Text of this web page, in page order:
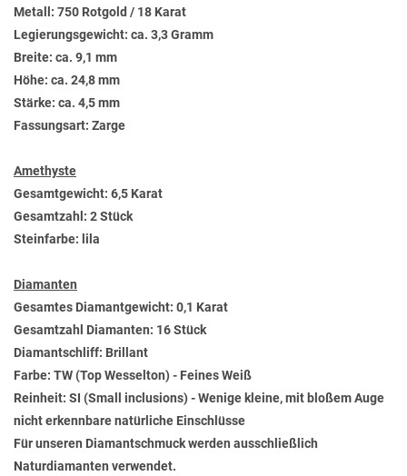
Metall: 750 Rotgold / 18 Karat
Legierungsgewicht: ca. 3,3 Gramm
Breite: ca. 9,1 mm
Höhe: ca. 24,8 mm
Stärke: ca. 4,5 mm
Fassungsart: Zarge
Amethyste
Gesamtgewicht: 6,5 Karat
Gesamtzahl: 2 Stück
Steinfarbe: lila
Diamanten
Gesamtes Diamantgewicht: 0,1 Karat
Gesamtzahl Diamanten: 16 Stück
Diamantschliff: Brillant
Farbe: TW (Top Wesselton) - Feines Weiß
Reinheit: SI (Small inclusions) - Wenige kleine, mit bloßem Auge
nicht erkennbare natürliche Einschlüsse
Für unseren Diamantschmuck werden ausschließlich
Naturdiamanten verwendet.